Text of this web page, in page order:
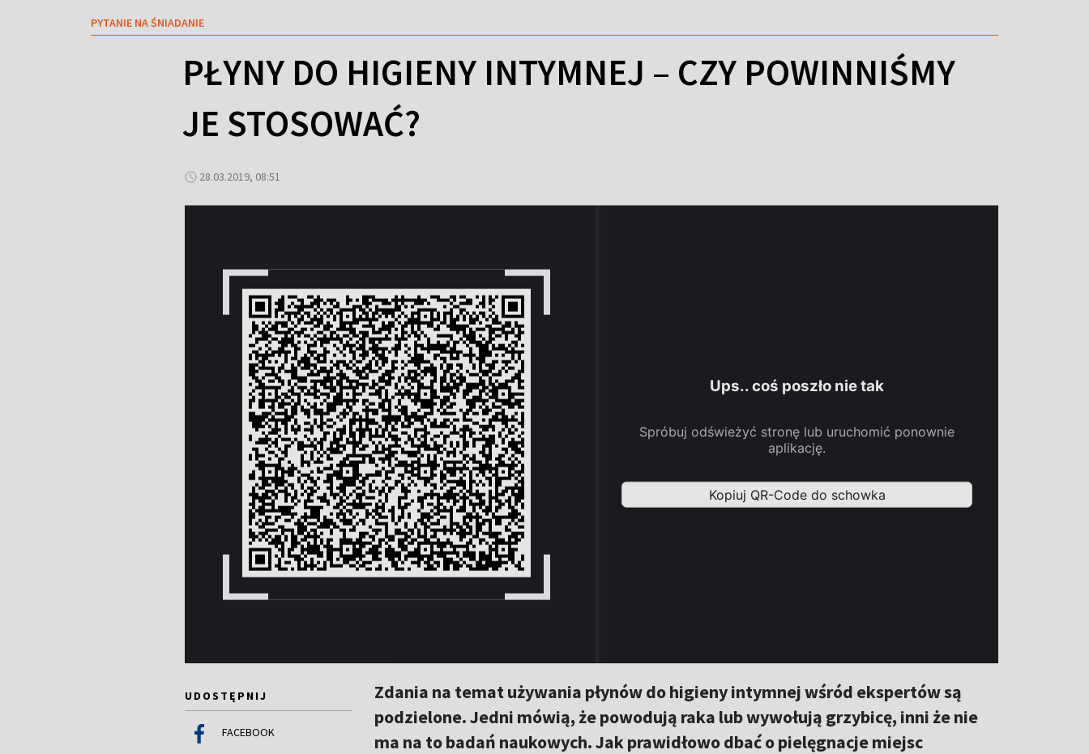
PYTANIE NA ŚNIADANIE
PŁYNY DO HIGIENY INTYMNEJ – CZY POWINNIŚMY
JE STOSOWAĆ?
28.03.2019, 08:51
UDOSTĘPNIJ
FACEBOOK
Zdania na temat używania płynów do higieny intymnej wśród ekspertów są
podzielone. Jedni mówią, że powodują raka lub wywołują grzybicę, inni że nie
ma na to badań naukowych. Jak prawidłowo dbać o pielęgnacje miejsc